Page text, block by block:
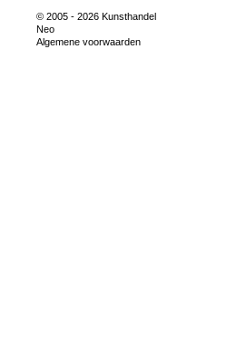
© 2005 - 2026 Kunsthandel
Neo
Algemene voorwaarden